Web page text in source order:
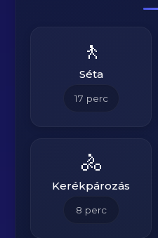
🚶
Séta
17 perc
🚴
Kerékpározás
8 perc